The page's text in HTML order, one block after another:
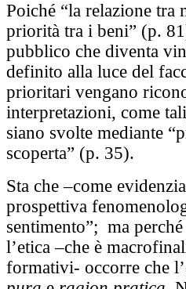
Poiché “la relazione
priorità tra i beni” (p.
pubblico che diventa
definito alla luce del
prioritari vengano
interpretazioni, come
siano svolte mediante
scoperta” (p. 35).
Sta che –come
prospettiva
sentimento”; ma
l’etica –che è
formativi- occorre che